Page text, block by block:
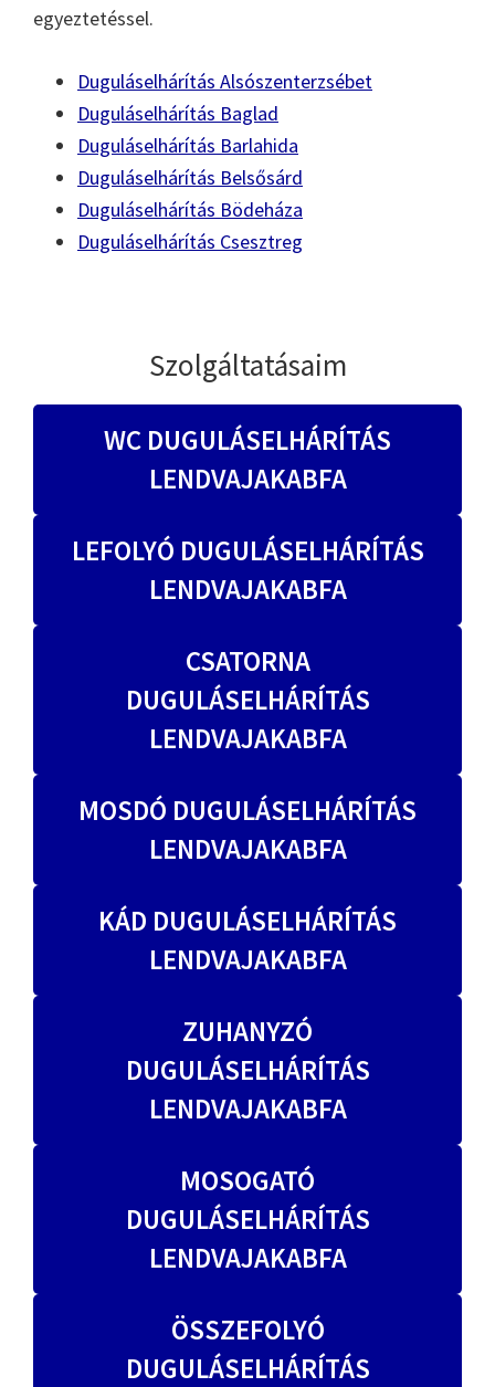
egyeztetéssel.
Duguláselhárítás Alsószenterzsébet
Duguláselhárítás Baglad
Duguláselhárítás Barlahida
Duguláselhárítás Belsősárd
Duguláselhárítás Bödeháza
Duguláselhárítás Csesztreg
Szolgáltatásaim
WC DUGULÁSELHÁRÍTÁS
LENDVAJAKABFA
LEFOLYÓ DUGULÁSELHÁRÍTÁS
LENDVAJAKABFA
CSATORNA
DUGULÁSELHÁRÍTÁS
LENDVAJAKABFA
MOSDÓ DUGULÁSELHÁRÍTÁS
LENDVAJAKABFA
KÁD DUGULÁSELHÁRÍTÁS
LENDVAJAKABFA
ZUHANYZÓ
DUGULÁSELHÁRÍTÁS
LENDVAJAKABFA
MOSOGATÓ
DUGULÁSELHÁRÍTÁS
LENDVAJAKABFA
ÖSSZEFOLYÓ
DUGULÁSELHÁRÍTÁS